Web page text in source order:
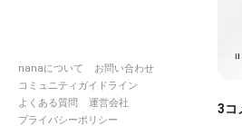
nanaについて
お問い合わせ
コミュニティガイドライン
よくある質問
運営会社
プライバシーポリシー
3コ